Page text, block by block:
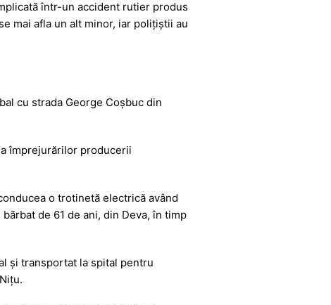
într-un accident rutier produs
mai afla un alt minor, iar polițiștii au
cu strada George Coșbuc din
împrejurărilor producerii
o trotinetă electrică având
de 61 de ani, din Deva, în timp
și transportat la spital pentru